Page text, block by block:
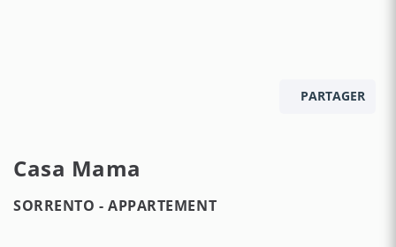
PARTAGER
Casa Mama
SORRENTO -APPARTEMENT